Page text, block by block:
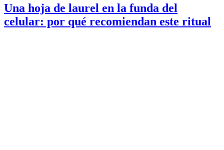
Una hoja de laurel en la funda del
celular: por qué recomiendan este ritual